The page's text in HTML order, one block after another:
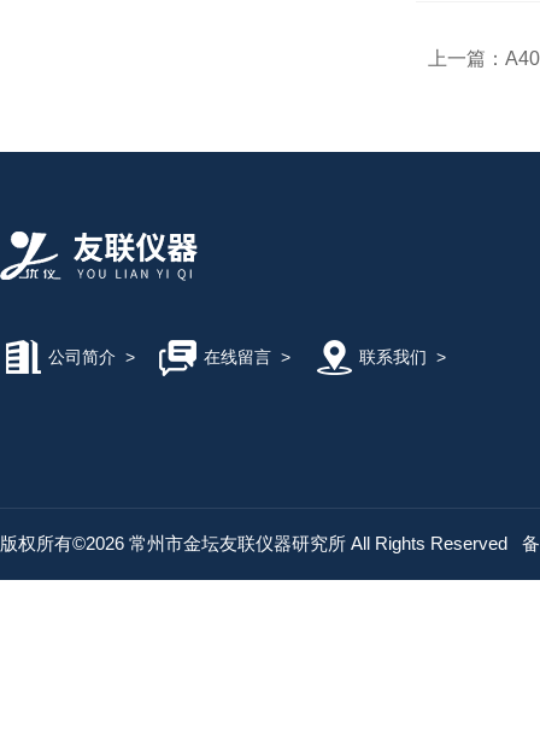
上一篇：
公司简介 > 在线留言> 联系我们 >
版权所有©2026 常州市金坛友联仪器研究所 All Rights Reserved